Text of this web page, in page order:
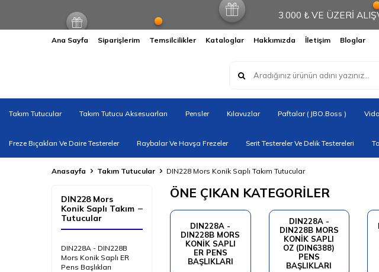
3.000 ₺ VE ÜZERİ
Ana Sayfa Siparişlerim Temsilcilikler Kataloglar Hakkımızda İletişim Bloglar
Takım Tutucular Takım Tutucu Aksesuarları Pensler Kılavuzlar Paftalar ( JBO.Boss )
Freze Bıçakları Ve Daire Testereler Raybalar Ve Havşa Frezeler Serit Testereler Ve Delik Testereleri
Anasayfa Takım Tutucular DIN228 Mors Konik Saplı Takım Tutucular
DIN228 Mors
Konik Saplı Takım
Tutucular
DIN228A - DIN228B
Mors Konik Saplı ER
Pens Başlıkları
ÖNE ÇIKAN KATEGORİLER
DIN228A -
DIN228B MORS
KONIK SAPLI
ER PENS
BAŞLIKLARI
DIN228A -
DIN228B MORS
KONIK SAPLI
OZ (DIN6388)
PENS
BAŞLIKLARI